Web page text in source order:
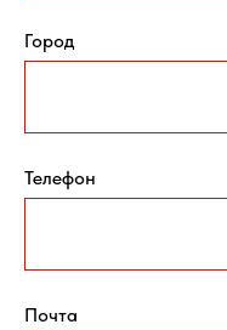
Город
Телефон
Почта